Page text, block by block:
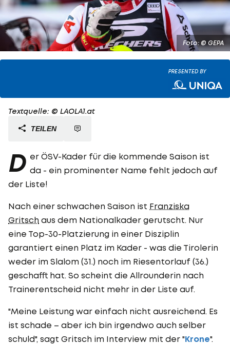
Foto: © GEPA
PRESENTED BY
Textquelle: © LAOLA1.at
TEILEN
D er ÖSV-Kader für die kommende Saison ist
da - ein prominenter Name fehlt jedoch auf
der Liste!
Nach einer schwachen Saison ist Franziska
Gritsch aus dem Nationalkader gerutscht. Nur
eine Top-30-Platzierung in einer Disziplin
garantiert einen Platz im Kader - was die Tirolerin
weder im Slalom (31.) noch im Riesentorlauf (36.)
geschafft hat. So scheint die Allrounderin nach
Trainerentscheid nicht mehr in der Liste auf.
"Meine Leistung war einfach nicht ausreichend. Es
ist schade – aber ich bin irgendwo auch selber
schuld", sagt Gritsch im Interview mit der "Krone".